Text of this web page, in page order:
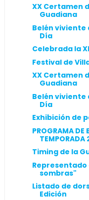
XX Certamen
Guadiana
Belén viviente
Día
Celebrada la
Festival de
XX Certamen
Guadiana
Belén viviente
Día
Exhibición de
PROGRAMA DE
TEMPORADA
Timing de la
sombras"
Listado de
Edición